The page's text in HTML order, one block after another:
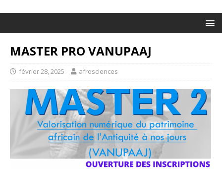
MASTER PRO VANUPAAJ
février 28, 2025 afrosciences